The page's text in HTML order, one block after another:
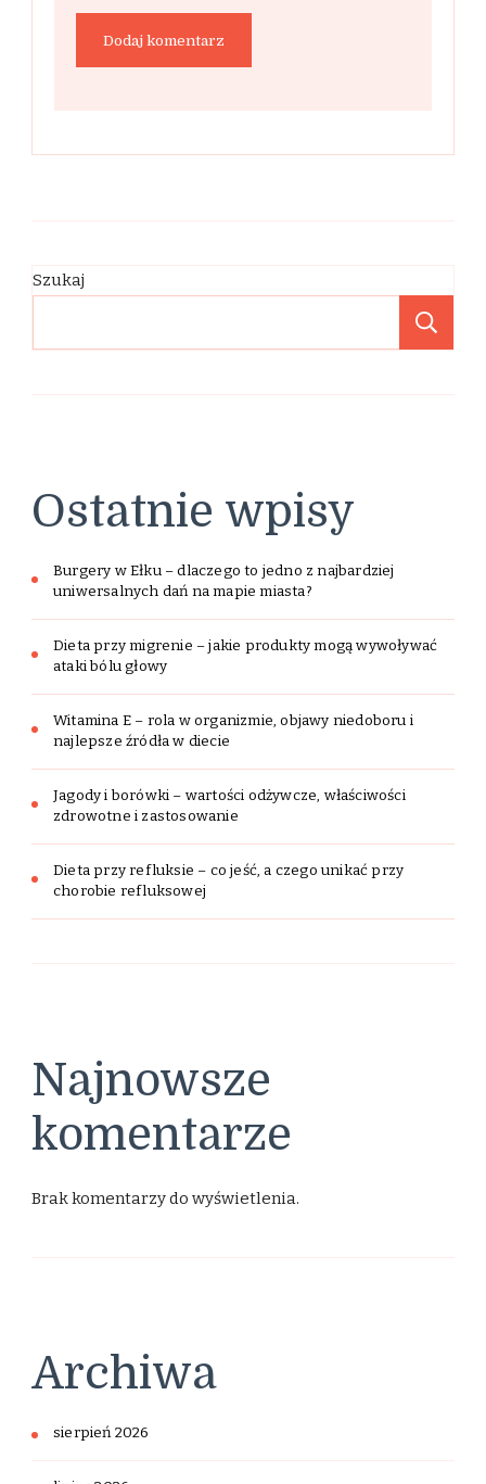
Szukaj
Ostatnie wpisy
Burgery w Ełku – dlaczego to jedno z najbardziej
uniwersalnych dań na mapie miasta?
Dieta przy migrenie – jakie produkty mogą wywoływać
ataki bólu głowy
Witamina E – rola w organizmie, objawy niedoboru i
najlepsze źródła w diecie
Jagody i borówki – wartości odżywcze, właściwości
zdrowotne i zastosowanie
Dieta przy refluksie – co jeść, a czego unikać przy
chorobie refluksowej
Najnowsze
komentarze
Brak komentarzy do wyświetlenia.
Archiwa
sierpień 2026